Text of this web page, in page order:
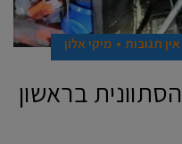
אין תגובות מיקי אלון
בראשון